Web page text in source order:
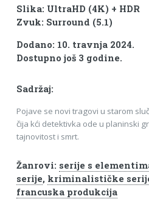
Slika: UltraHD (4K) + HDR
Zvuk: Surround (5.1)
Dodano: 10. travnja 2024.
Dostupno još 3 godine.
Sadržaj:
Pojave se novi tragovi u starom
čija kći detektivka ode u planinski
tajnovitost i smrt.
Žanrovi: serije s
serije, kriminalističke
francuska produkcija